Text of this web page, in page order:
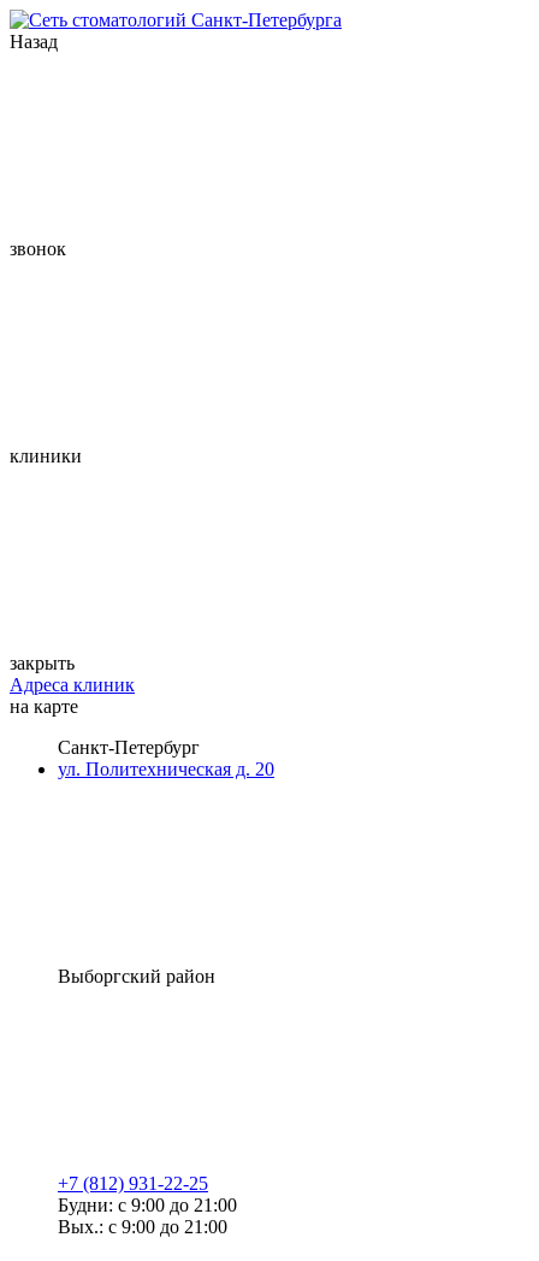
Назад
звонок
клиники
закрыть
Адреса клиник
на карте
Санкт-Петербург
ул. Политехническая д. 20
Выборгский район
+7 (812) 931-22-25
Будни: с 9:00 до 21:00
Вых.: с 9:00 до 21:00